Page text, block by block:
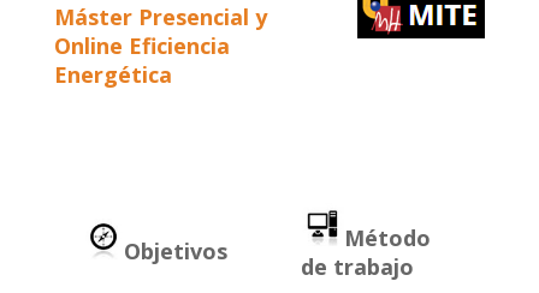
Máster Presencial y
Online Eficiencia
Energética
Objetivos
Método
de trabajo